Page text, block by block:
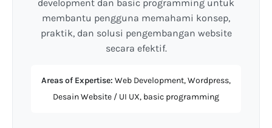
development dan basic programming untuk
membantu pengguna memahami konsep,
praktik, dan solusi pengembangan website
secara efektif.
Areas of Expertise: Web Development, Wordpress,
Desain Website / UI UX, basic programming